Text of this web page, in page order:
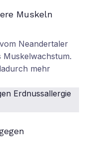
Muskeln
Neandertaler
mehr